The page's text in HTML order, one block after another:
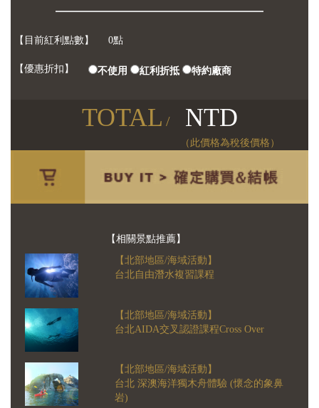
【目前紅利點數】 0點
【優惠折扣】 不使用 紅利折抵 特約廠商
TOTAL / NTD
（此價格為稅後價格）
【相關景點推薦】
【北部地區/海域活動】
台北自由潛水複習課程
【北部地區/海域活動】
台北AIDA交叉認證課程Cross Over
【北部地區/海域活動】
台北 深澳海洋獨木舟體驗 (懷念的象鼻
岩)